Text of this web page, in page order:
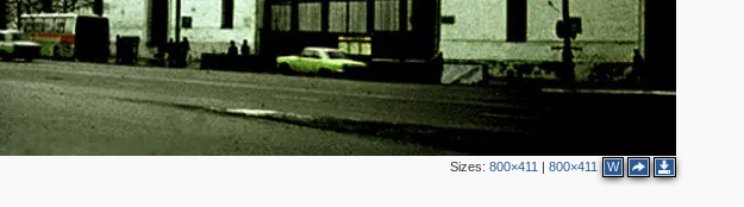
Sizes: 800×411 | 800×411 W